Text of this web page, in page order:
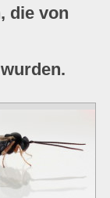
die von